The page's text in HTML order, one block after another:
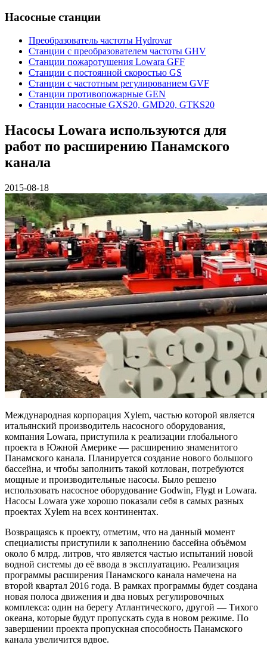
Насосные станции
Преобразователь частоты Hydrovar
Станции с преобразователем частоты GHV
Станции пожаротушения Lowara GFF
Станции с постоянной скоростью GS
Станции с частотным регулированием GVF
Станции противопожарные GEN
Станции насосные GXS20, GMD20, GTKS20
Насосы Lowara используются для
работ по расширению Панамского
канала
2015-08-18
Международная корпорация Xylem, частью которой является
итальянский производитель насосного оборудования,
компания Lowara, приступила к реализации глобального
проекта в Южной Америке — расширению знаменитого
Панамского канала. Планируется создание нового большого
бассейна, и чтобы заполнить такой котлован, потребуются
мощные и производительные насосы. Было решено
использовать насосное оборудование Godwin, Flygt и Lowara.
Насосы Lowara уже хорошо показали себя в самых разных
проектах Xylem на всех континентах.
Возвращаясь к проекту, отметим, что на данный момент
специалисты приступили к заполнению бассейна объёмом
около 6 млрд. литров, что является частью испытаний новой
водной системы до её ввода в эксплуатацию. Реализация
программы расширения Панамского канала намечена на
второй квартал 2016 года. В рамках программы будет создана
новая полоса движения и два новых регулировочных
комплекса: один на берегу Атлантического, другой — Тихого
океана, которые будут пропускать суда в новом режиме. По
завершении проекта пропускная способность Панамского
канала увеличится вдвое.